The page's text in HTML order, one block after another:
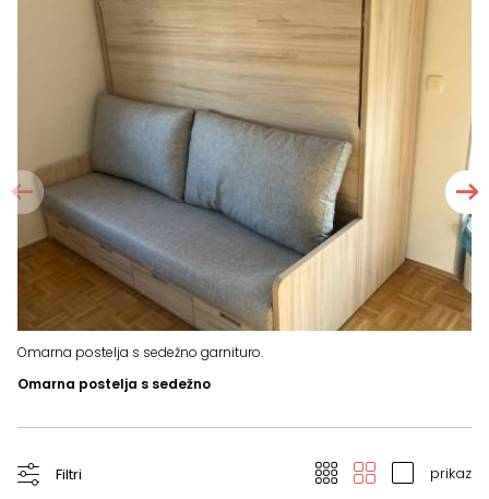
Omarna postelja s sedežno garnituro.
Omarna postelja s sedežno
Filtri prikaz